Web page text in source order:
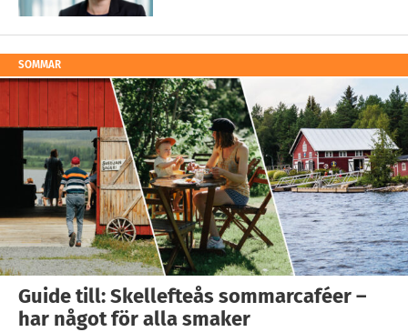
SOMMAR
Guide till: Skellefteås sommarcaféer –
har något för alla smaker